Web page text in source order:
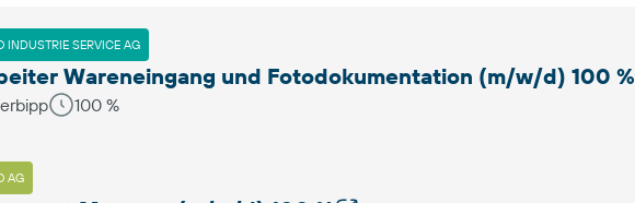
INDUSTRIE SERVICE AG
Wareneingang und Fotodokumentation (m/w/d) 100 %
100 %
AG